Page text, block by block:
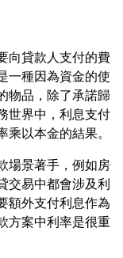
向貸款人支付的費
一種因為資金的使
物品，除了承諾歸
世界中，利息支付
場景著手，例如房
交易中都會涉及利
額外支付利息作為
方案中利率是很重